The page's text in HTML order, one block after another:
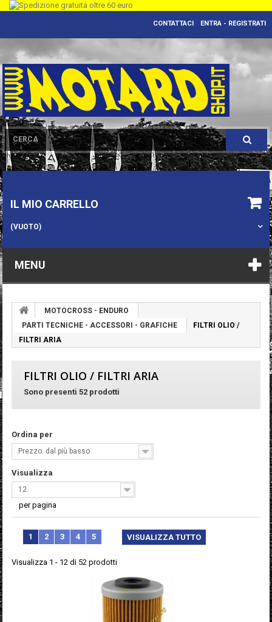
ENTRA - REGISTRATI
CONTATTACI
IL MIO CARRELLO
(VUOTO)
MENU
MOTOCROSS - ENDURO
PARTI TECNICHE - ACCESSORI - GRAFICHE
FILTRI OLIO /
FILTRI ARIA
FILTRI OLIO / FILTRI ARIA
Sono presenti 52 prodotti
Ordina per
Prezzo: dal più basso
Visualizza
12
per pagina
VISUALIZZA TUTTO
1 2 3 4 5
Visualizza 1 - 12 di 52 prodotti